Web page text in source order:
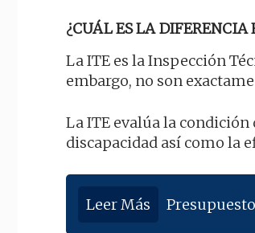
¿CUÁL ES LA DIFERENCIA
La ITE es la Inspección
embargo, no son
La ITE evalúa la condición
discapacidad así como la
Leer Más